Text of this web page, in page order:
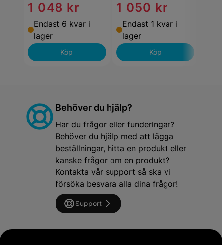
1 048 kr
Endast 6 kvar i
lager
Köp
1 050 kr
Endast 1 kvar i
lager
Köp
Behöver du hjälp?
Har du frågor eller funderingar?
Behöver du hjälp med att lägga
beställningar, hitta en produkt eller
kanske frågor om en produkt?
Kontakta vår support så ska vi
försöka besvara alla dina frågor!
Support